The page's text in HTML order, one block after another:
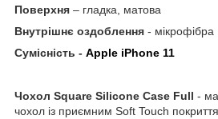
Поверхня – гладка, матова
Внутрішнє оздоблення - мікрофібра
Сумісність - Apple iPhone 11
Чохол Square Silicone Case Full -
чохол із приємним Soft Touch